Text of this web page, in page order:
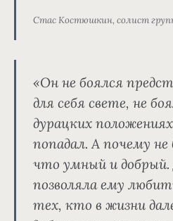
Стас Костюшкин, солист
«Он не боялся
для себя свете, не
дурацких
попадал. А почему
что умный и
позволяла ему
тех, кто в жизни